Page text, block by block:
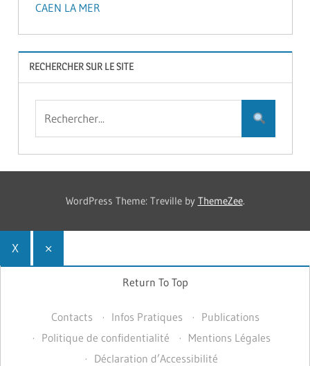
CAEN LA MER
RECHERCHER SUR LE SITE
WordPress Theme: Treville by ThemeZee.
X ×
Return To Top
Contacts Infos Pratiques
Publications
Politique de confidentialité
Mentions Légales
Déclaration d’Accessibilité